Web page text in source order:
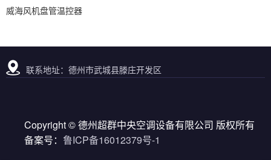
威海风机盘管温控器
联系地址：德州市武城县滕庄开发区
Copyright © 德州超群中央空调设备有限公司 版权所有
备案号： 鲁ICP备16012379号-1